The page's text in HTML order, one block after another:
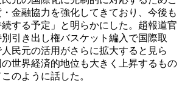
金融協力を強化してきており、今後も
する予定」と明らかにした。趙報道官
引き出し権バスケット編入で国際取
民元の活用がさらに拡大すると見ら
世界経済的地位も大きく上昇するもの
のように話した。